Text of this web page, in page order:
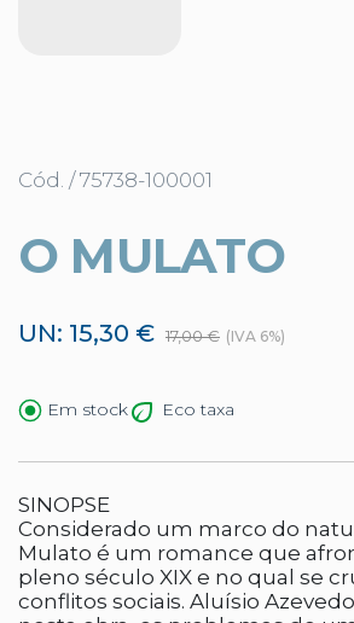
Cód. / 75738-100001
O MULATO
UN: 15,30 € 17,00 € (IVA 6%)
Em stock Eco taxa
SINOPSE
Considerado um marco do
Mulato é um romance que
pleno século XIX e no qual se
conflitos sociais. Aluísio